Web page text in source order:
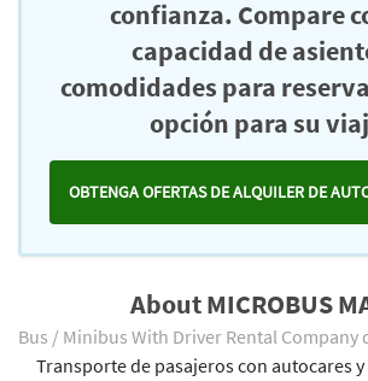
confianza. Compare
capacidad de
comodidades para
opción para su
OBTENGA OFERTAS DE ALQUILER DE
About MICROBUS
Bus / Minibus With Driver Rental Company
Transporte de pasajeros con autocares